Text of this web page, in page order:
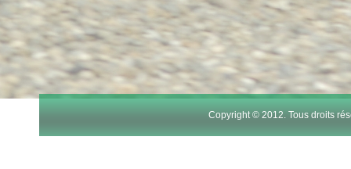
15
17
Copyright © 2012. Tous droits